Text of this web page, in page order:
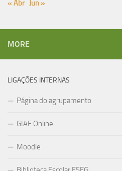
« Abr Jun »
MORE
LIGAÇÕES INTERNAS
Página do agrupamento
GIAE Online
Moodle